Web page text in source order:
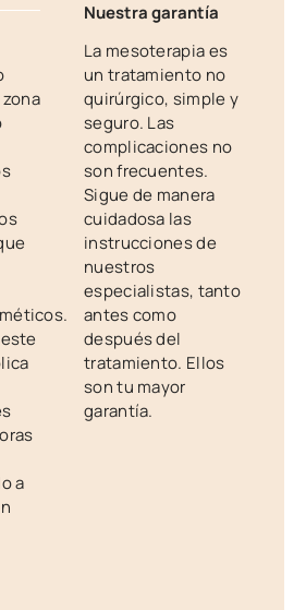
a
Nuestra garantía
La mesoterapia es
un tratamiento no
quirúrgico, simple y
seguro. Las
complicaciones no
son frecuentes.
Sigue de manera
cuidadosa las
instrucciones de
nuestros
especialistas, tanto
antes como
después del
tratamiento. Ellos
son tu mayor
garantía.